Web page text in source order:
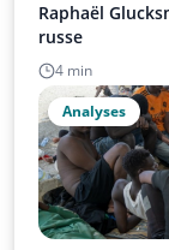
Raphaël
russe
4 min
Analyses